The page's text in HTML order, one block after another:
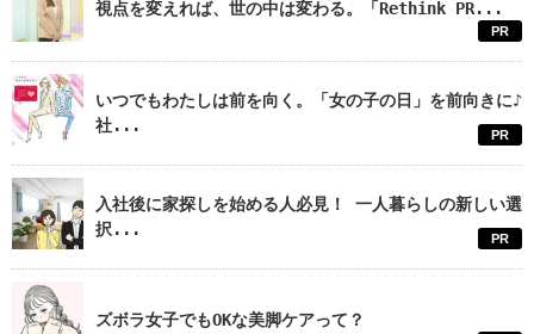
視点を変えれば、世の中は変わる。「Rethink PR...
PR
いつでもわたしは前を向く。「女の子の日」を前向きに♪
社...
PR
入社後に家探しを始める人必見！ 一人暮らしの新しい選
択...
PR
ズボラ女子でもOKな美脚ケアって？